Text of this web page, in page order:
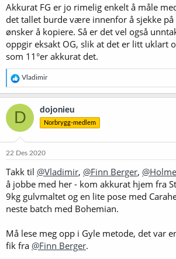
Akkurat FG er jo rimelig enkelt å måle
det tallet burde være innenfor å sjekke på
ønsker å kopiere. Så er det vel også
oppgir eksakt OG, slik at det er litt uklart
som 11°er akkurat det.
R
e
a
k
s
j
o
e
:
Vladimir
D dojonieu
Norbrygg-medlem
22 Des 2020
Takk til @Vladimir, @Finn Berger,
å jobbe med her - kom akkurat hjem fra
9kg gulvmaltet og en lite pose med
neste batch med Bohemian.
Må lese meg opp i Gyle metode, det var
fik fra @Finn Berger.